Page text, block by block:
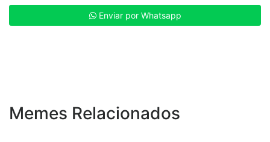
Enviar por Whatsapp
Memes Relacionados